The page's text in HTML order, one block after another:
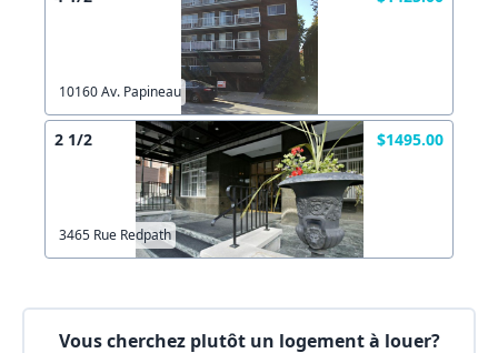
10160 Av. Papineau
2 1/2 $1495.00
3465 Rue Redpath
Vous cherchez plutôt un logement à louer?
Commentaires:
X Fermer Envoyez
Commentaires:
Lien vers inscription (sera inclus dans courriel)
Copier lien
Créer un compte
X Fermer